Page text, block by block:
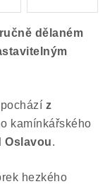
dělaném
z
kamínkářského
Oslavou.
hezkého